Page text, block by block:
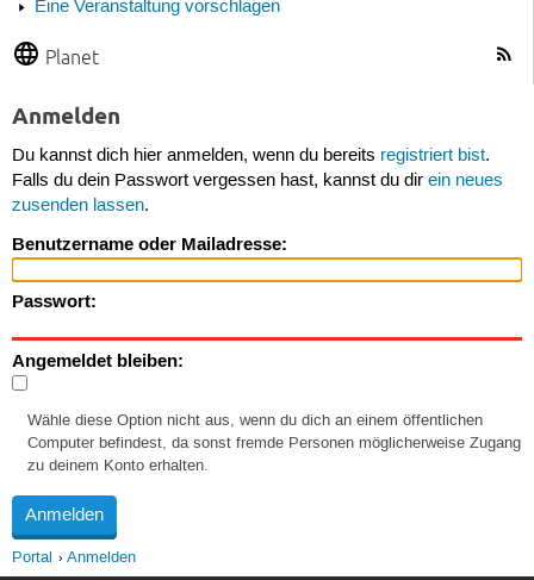
Eine Veranstaltung vorschlagen
Planet
Anmelden
Du kannst dich hier anmelden, wenn du bereits registriert bist.
Falls du dein Passwort vergessen hast, kannst du dir ein neues
zusenden lassen.
Benutzername oder Mailadresse:
Passwort:
Angemeldet bleiben:
Wähle diese Option nicht aus, wenn du dich an einem öffentlichen
Computer befindest, da sonst fremde Personen möglicherweise Zugang
zu deinem Konto erhalten.
Portal Anmelden